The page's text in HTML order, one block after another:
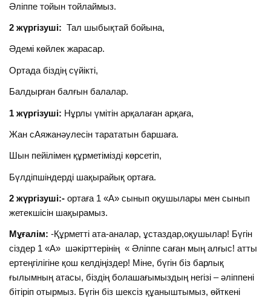
Әліппе тойын тойлаймыз.
2 жүргізуші: Тал шыбықтай бойына,
Әдемі көйлек жарасар.
Ортада біздің сүйікті,
Балдырған балғын балалар.
1 жүргізуші: Нұрлы үмітін арқалаған арқаға,
Жан сАяжанәулесін тарататын баршаға.
Шын пейілімен құрметімізді көрсетіп,
Бүлдіпшіндерді шақырайық ортаға.
2 жүргізуші:- ортаға 1 «А» сынып оқушылары мен сынып
жетекшісін шақырамыз.
Мұғалім: -Құрметті ата-аналар, ұстаздар,оқушылар! Бүгін
сіздер 1 «А» шәкірттерінің « Әліппе саған мың алғыс! атты
ертеңгілігіне қош келдіңіздер! Міне, бүгін біз барлық
ғылымның атасы, біздің болашағымыздың негізі – әліппені
бітіріп отырмыз. Бүгін біз шексіз құаныштымыз, өйткені